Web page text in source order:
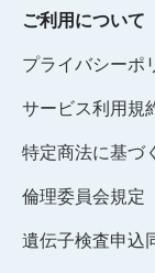
ご利用について
プライバシーポ
サービス利用規
特定商法に基づ
倫理委員会規定
遺伝子検査申込